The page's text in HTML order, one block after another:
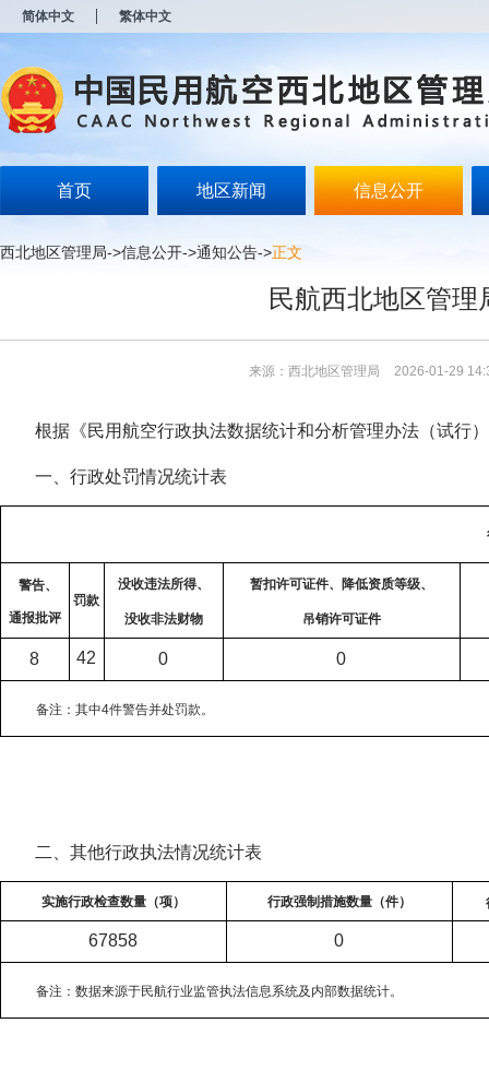
简体中文 繁体中文
首页 地区新闻 信息公开
西北地区管理局->信息公开->通知公告->正文
民航西北地区管
来源：西北地区管理局 2026-01-29
根据《民用航空行政执法数据统计和分析管理办法（试行
一、行政处罚情况统计表
警告、
通报批评
罚款
没收违法所得、
没收非法财物
暂扣许可证件、降低资质等级、
吊销许可证件
8 42 0 0
备注：其中4件警告并处罚款。
二、其他行政执法情况统计表
实施行政检查数量（项） 行政强制措施数量（件）
67858 0
备注：数据来源于民航行业监管执法信息系统及内部数据统计。
开
无
障
说
按
Alt
键